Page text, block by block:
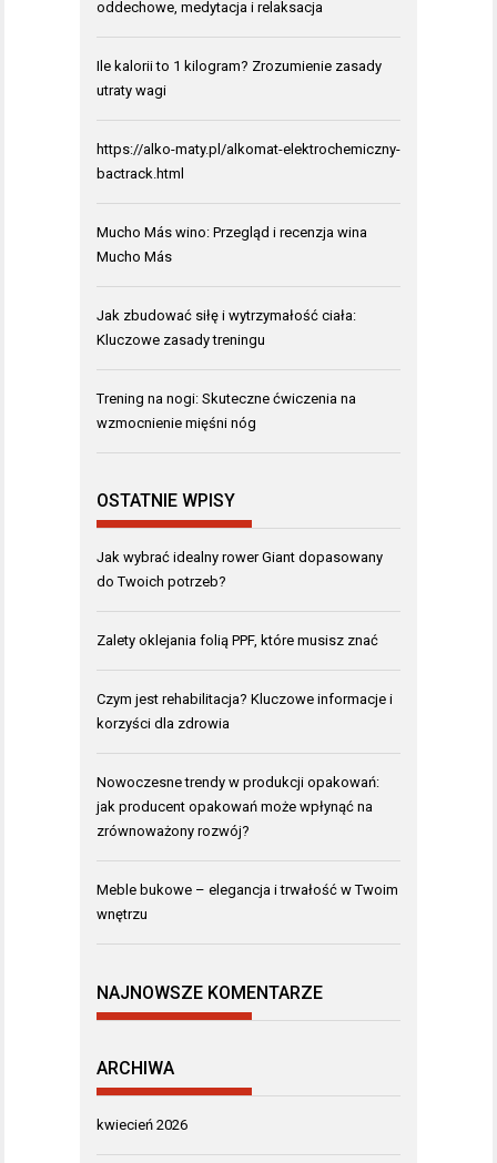
oddechowe, medytacja i relaksacja
Ile kalorii to 1 kilogram? Zrozumienie zasady
utraty wagi
https://alko-maty.pl/alkomat-elektrochemiczny-
bactrack.html
Mucho Más wino: Przegląd i recenzja wina
Mucho Más
Jak zbudować siłę i wytrzymałość ciała:
Kluczowe zasady treningu
Trening na nogi: Skuteczne ćwiczenia na
wzmocnienie mięśni nóg
OSTATNIE WPISY
Jak wybrać idealny rower Giant dopasowany
do Twoich potrzeb?
Zalety oklejania folią PPF, które musisz znać
Czym jest rehabilitacja? Kluczowe informacje i
korzyści dla zdrowia
Nowoczesne trendy w produkcji opakowań:
jak producent opakowań może wpłynąć na
zrównoważony rozwój?
Meble bukowe – elegancja i trwałość w Twoim
wnętrzu
NAJNOWSZE KOMENTARZE
ARCHIWA
kwiecień 2026